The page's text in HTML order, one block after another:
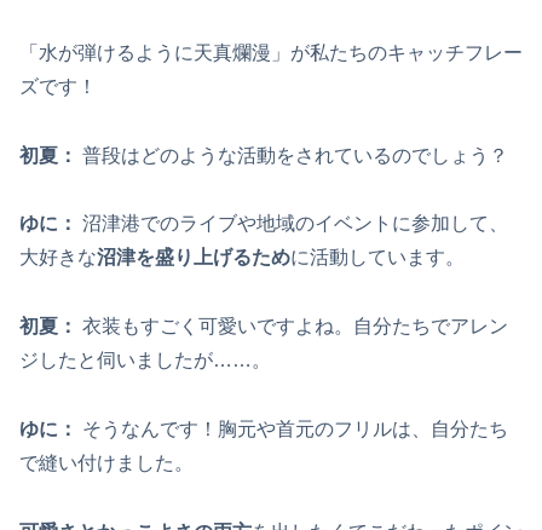
「水が弾けるように天真爛漫」が私たちのキャッチフレー
ズです！
初夏 ： 普段はどのような活動をされているのでしょう？
ゆに： 沼津港でのライブや地域のイベントに参加して、
大好きな沼津を盛り上げるために活動しています。
初夏 ： 衣装もすごく可愛いですよね。自分たちでアレン
ジしたと伺いましたが……。
ゆに：
そうなんです！胸元や首元のフリルは、自分たち
で縫い付けました。